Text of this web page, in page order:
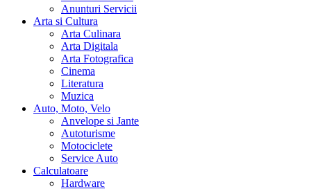
Anunturi Servicii
Arta si Cultura
Arta Culinara
Arta Digitala
Arta Fotografica
Cinema
Literatura
Muzica
Auto, Moto, Velo
Anvelope si Jante
Autoturisme
Motociclete
Service Auto
Calculatoare
Hardware